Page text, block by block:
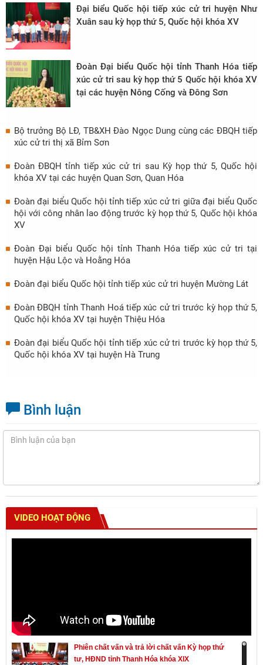
Đại biểu Quốc hội tiếp xúc cử tri huyện Như
Xuân sau kỳ họp thứ 5, Quốc hội khóa XV
Đoàn Đại biểu Quốc hội tỉnh Thanh Hóa tiếp
xúc cử tri sau kỳ họp thứ 5 Quốc hội khóa XV
tại các huyện Nông Cống và Đông Sơn
Bộ trưởng Bộ LĐ, TB&XH Đào Ngọc Dung cùng các ĐBQH tiếp
xúc cử tri thị xã Bỉm Sơn
Đoàn ĐBQH tỉnh tiếp xúc cử tri sau Kỳ họp thứ 5, Quốc hội
khóa XV tại các huyện Quan Sơn, Quan Hóa
Đoàn đại biểu Quốc hội tỉnh tiếp xúc cử tri giữa đại biểu Quốc
hội với công nhân lao động trước kỳ họp thứ 5, Quốc hội khóa
XV
Đoàn Đại biểu Quốc hội tỉnh Thanh Hóa tiếp xúc cử tri tại
huyện Hậu Lộc và Hoằng Hóa
Đoàn đại biểu Quốc hội tỉnh tiếp xúc cử tri huyện Mường Lát
Đoàn ĐBQH tỉnh Thanh Hoá tiếp xúc cử tri trước kỳ họp thứ 5,
Quốc hội khóa XV tại huyện Thiệu Hóa
Đoàn đại biểu Quốc hội tỉnh tiếp xúc cử tri trước kỳ họp thứ 5,
Quốc hội khóa XV tại huyện Hà Trung
Bình luận
VIDEO HOẠT ĐỘNG
Phiên chất vấn và trả lời chất vấn Kỳ họp thứ
tư, HĐND tỉnh Thanh Hóa khóa XIX